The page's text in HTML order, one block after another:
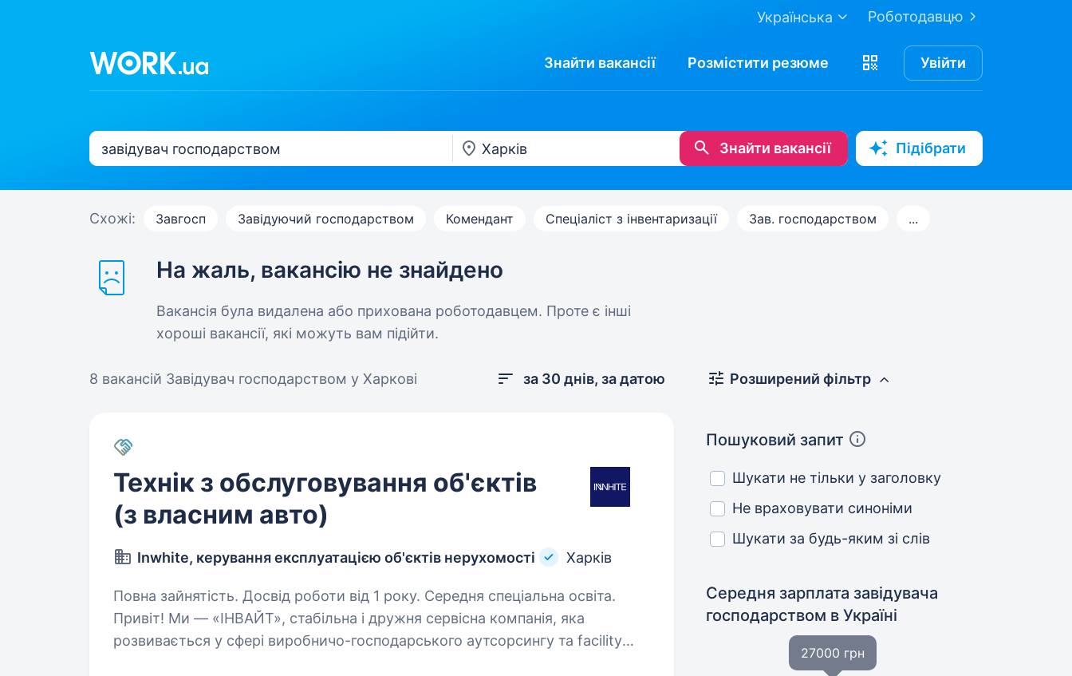
Роботодавцю
Українська
Знайти вакансії Розмістити резюме Увійти
Знайти вакансії Підібрати
Схожі: Завгосп Завідуючий господарством Комендант Спеціаліст з інвентаризації Зав. господарством ...
На жаль, вакансію не знайдено
Вакансія була видалена або прихована роботодавцем. Проте є інші
хороші вакансії, які можуть вам підійти.
8 вакансій Завідувач господарством у Харкові за 30 днів, за датою
Технік з обслуговування об'єктів
(з власним авто)
Inwhite, керування експлуатацією об'єктів нерухомості Харків
Повна зайнятість. Досвід роботи від 1 року. Середня спеціальна освіта.
Привіт! Ми — «ІНВАЙТ», стабільна і дружня сервісна компанія, яка
розвивається у сфері виробничо-господарського аутсорсингу та facility
Розширений фільтр
Пошуковий запит
Шукати не тільки у заголовку
Не враховувати синоніми
Шукати за будь-яким зі слів
Середня зарплата завідувача
господарством в Україні
27000 грн